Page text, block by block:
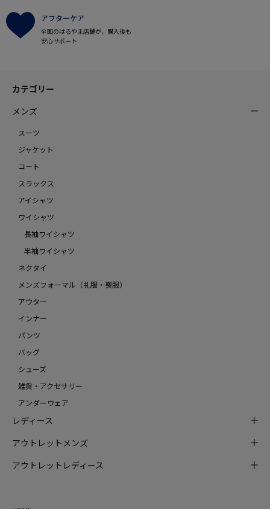
アフターケア
全国のはるやま店舗が、購入後も
安心サポート
カテゴリー
メンズ
スーツ
ジャケット
コート
スラックス
アイシャツ
ワイシャツ
長袖ワイシャツ
半袖ワイシャツ
ネクタイ
メンズフォーマル（礼服・喪服）
アウター
インナー
パンツ
バッグ
シューズ
雑貨・アクセサリー
アンダーウェア
レディース
アウトレットメンズ
アウトレットレディース